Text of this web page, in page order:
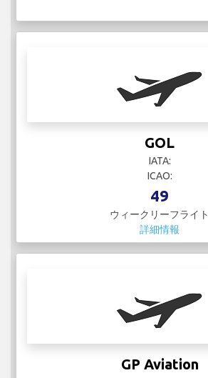
GOL
IATA:
ICAO:
49
ウィークリーフライト
詳細情報
GP Aviation